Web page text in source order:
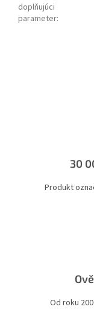
doplňujúci
parameter:
30
Produkt
Od roku